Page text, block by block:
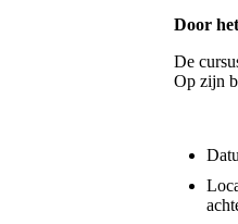
Door
De
Op zijn